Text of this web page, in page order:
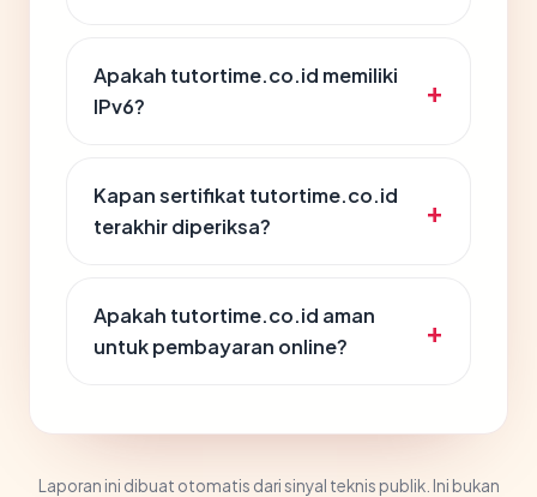
Apakah tutortime.co.id memiliki
IPv6?
Kapan sertifikat tutortime.co.id
terakhir diperiksa?
Apakah tutortime.co.id aman
untuk pembayaran online?
Laporan ini dibuat otomatis dari sinyal teknis publik. Ini bukan